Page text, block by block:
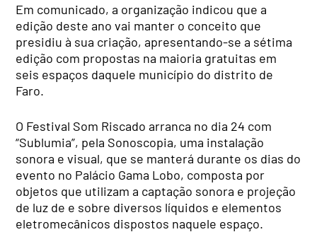
Em comunicado, a organização indicou que a
edição deste ano vai manter o conceito que
presidiu à sua criação, apresentando-se a sétima
edição com propostas na maioria gratuitas em
seis espaços daquele município do distrito de
Faro.
O Festival Som Riscado arranca no dia 24 com
“Sublumia”, pela Sonoscopia, uma instalação
sonora e visual, que se manterá durante os dias do
evento no Palácio Gama Lobo, composta por
objetos que utilizam a captação sonora e projeção
de luz de e sobre diversos líquidos e elementos
eletromecânicos dispostos naquele espaço.